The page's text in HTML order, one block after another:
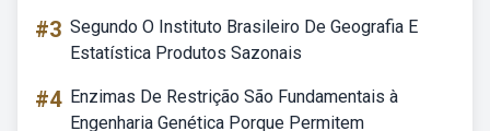
#3 Segundo O Instituto Brasileiro De Geografia E
Estatística Produtos Sazonais
#4 Enzimas De Restrição São Fundamentais à
Engenharia Genética Porque Permitem